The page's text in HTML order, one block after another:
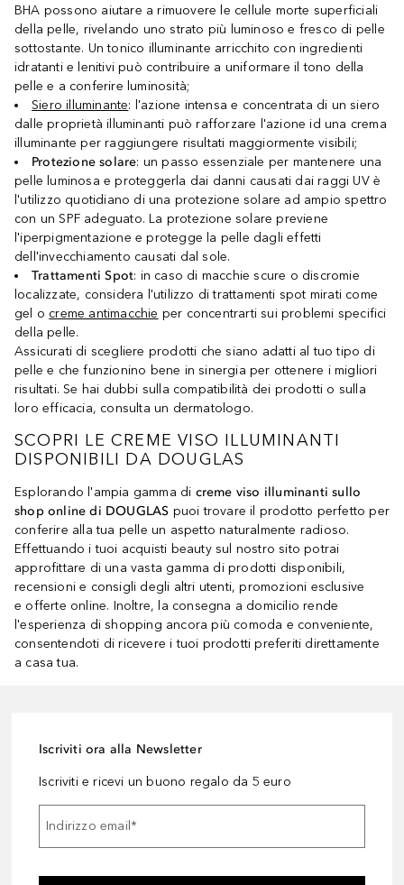
BHA possono aiutare a rimuovere le cellule morte superficiali
della pelle, rivelando uno strato più luminoso e fresco di pelle
sottostante. Un tonico illuminante arricchito con ingredienti
idratanti e lenitivi può contribuire a uniformare il tono della
pelle e a conferire luminosità;
Siero illuminante: l'azione intensa e concentrata di un siero
dalle proprietà illuminanti può rafforzare l'azione id una crema
illuminante per raggiungere risultati maggiormente visibili;
Protezione solare: un passo essenziale per mantenere una
pelle luminosa e proteggerla dai danni causati dai raggi UV è
l'utilizzo quotidiano di una protezione solare ad ampio spettro
con un SPF adeguato. La protezione solare previene
l'iperpigmentazione e protegge la pelle dagli effetti
dell'invecchiamento causati dal sole.
Trattamenti Spot: in caso di macchie scure o discromie
localizzate, considera l'utilizzo di trattamenti spot mirati come
gel o creme antimacchie per concentrarti sui problemi specifici
della pelle.
Assicurati di scegliere prodotti che siano adatti al tuo tipo di
pelle e che funzionino bene in sinergia per ottenere i migliori
risultati. Se hai dubbi sulla compatibilità dei prodotti o sulla
loro efficacia, consulta un dermatologo.
SCOPRI LE CREME VISO ILLUMINANTI
DISPONIBILI DA DOUGLAS
Esplorando l'ampia gamma di creme viso illuminanti sullo
shop online di DOUGLAS puoi trovare il prodotto perfetto per
conferire alla tua pelle un aspetto naturalmente radioso.
Effettuando i tuoi acquisti beauty sul nostro sito potrai
approfittare di una vasta gamma di prodotti disponibili,
recensioni e consigli degli altri utenti, promozioni esclusive
e offerte online. Inoltre, la consegna a domicilio rende
l'esperienza di shopping ancora più comoda e conveniente,
consentendoti di ricevere i tuoi prodotti preferiti direttamente
a casa tua.
Iscriviti ora alla Newsletter
Iscriviti e ricevi un buono regalo da 5 euro
Indirizzo email *